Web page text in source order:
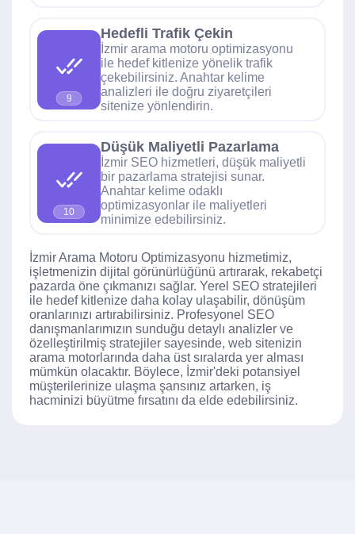
9
Hedefli Trafik Çekin
İzmir arama motoru optimizasyonu
ile hedef kitlenize yönelik trafik
çekebilirsiniz. Anahtar kelime
analizleri ile doğru ziyaretçileri
sitenize yönlendirin.
10
Düşük Maliyetli Pazarlama
İzmir SEO hizmetleri, düşük maliyetli
bir pazarlama stratejisi sunar.
Anahtar kelime odaklı
optimizasyonlar ile maliyetleri
minimize edebilirsiniz.
İzmir Arama Motoru Optimizasyonu hizmetimiz,
işletmenizin dijital görünürlüğünü artırarak, rekabetçi
pazarda öne çıkmanızı sağlar. Yerel SEO stratejileri
ile hedef kitlenize daha kolay ulaşabilir, dönüşüm
oranlarınızı artırabilirsiniz. Profesyonel SEO
danışmanlarımızın sunduğu detaylı analizler ve
özelleştirilmiş stratejiler sayesinde, web sitenizin
arama motorlarında daha üst sıralarda yer alması
mümkün olacaktır. Böylece, İzmir'deki potansiyel
müşterilerinize ulaşma şansınız artarken, iş
hacminizi büyütme fırsatını da elde edebilirsiniz.